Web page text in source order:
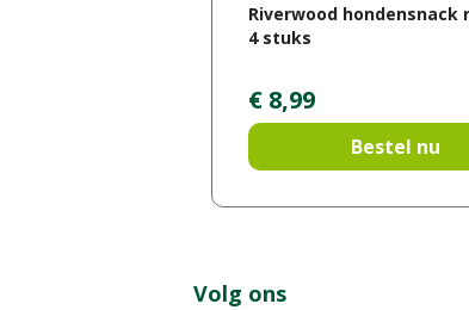
Riverwood hondensnack
4 stuks
€ 8,99
Bestel nu
Volg ons